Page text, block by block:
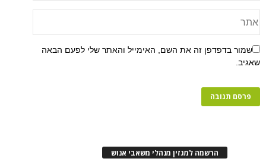
שמור בדפדפן זה את השם, האימייל והאתר שלי לפעם הבאה
שאגיב.
הרשמה למגזין מנהלי משאבי אנוש